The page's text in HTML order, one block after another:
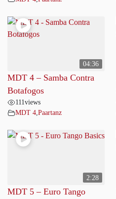
04:36
MDT 4 – Samba Contra
Botafogos
111views
MDT 4,Paartanz
2:28
MDT 5 – Euro Tango